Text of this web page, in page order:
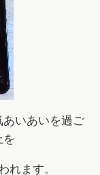
いあいを過ご
を
れます。